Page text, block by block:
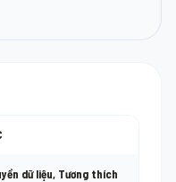
dữ liệu, Tương thích